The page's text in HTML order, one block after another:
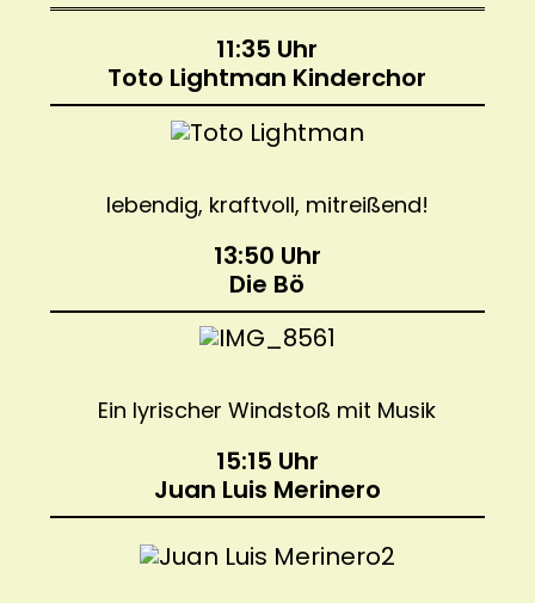
11:35 Uhr
Toto Lightman Kinderchor
lebendig, kraftvoll, mitreißend!
13:50 Uhr
Die Bö
Ein lyrischer Windstoß mit Musik
15:15 Uhr
Juan Luis Merinero